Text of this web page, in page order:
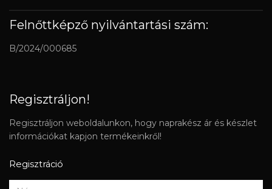
Felnőttképző nyilvántartási szám:
B/2024/000685
Regisztráljon!
Regisztráljon weboldalunkon, hogy naprakész ár és készlet
információkat kapjon termékeinkről!
Regisztráció